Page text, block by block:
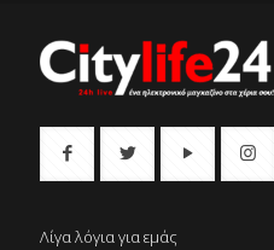
Λίγα λόγια για εμάς